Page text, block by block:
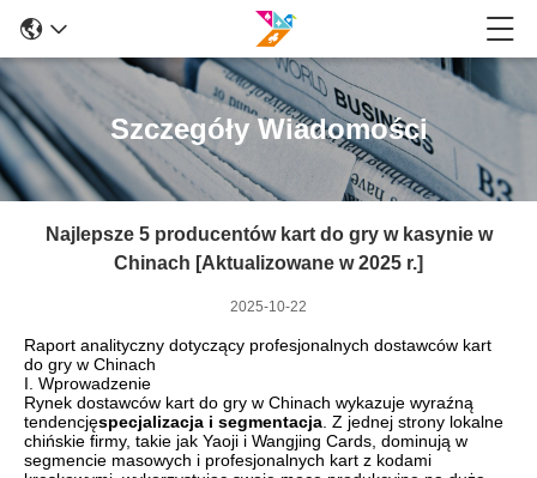
Szczegóły Wiadomości
Najlepsze 5 producentów kart do gry w kasynie w
Chinach [Aktualizowane w 2025 r.]
2025-10-22
Raport analityczny dotyczący profesjonalnych dostawców kart
do gry w Chinach
I. Wprowadzenie
Rynek dostawców kart do gry w Chinach wykazuje wyraźną
tendencjęspecjalizacja i segmentacja . Z jednej strony lokalne
chińskie firmy, takie jak Yaoji i Wangjing Cards, dominują w
segmencie masowych i profesjonalnych kart z kodami